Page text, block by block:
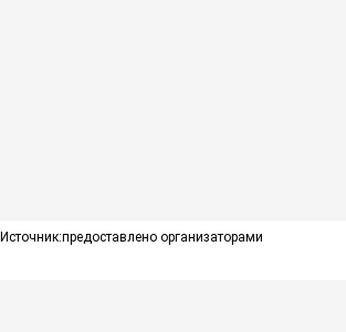
Источник:предоставлено организаторами